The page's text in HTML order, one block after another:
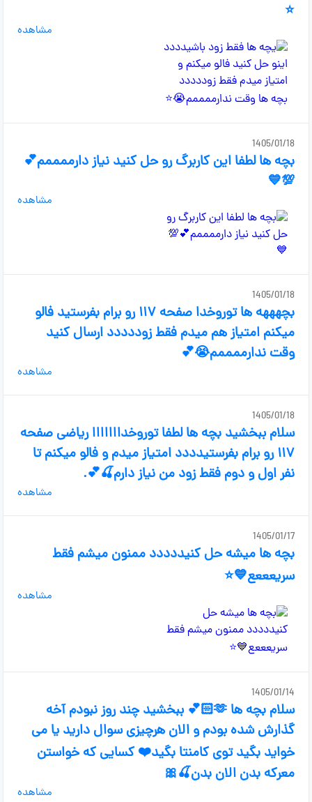
⭐
مشاهده
1405/01/18
بچه ها لطفا این کاربرگ رو حل کنید نیاز دارممممم💕
💯💙
مشاهده
1405/01/18
بچهههه ها توروخدا صفحه ۱۱۷ رو برام بفرستید فالو
میکنم امتیاز هم میدم فقط زوددددد ارسال کنید
وقت ندارممممم😭💕
مشاهده
1405/01/18
سلام ببخشید بچه ها لطفا توروخدااااااا ریاضی صفحه
۱۱۷ رو برام بفرستیدددد امتیاز میدم و فالو میکنم تا
نفر اول و دوم فقط زود من نیاز دارم🍒💕.
مشاهده
1405/01/17
بچه ها میشه حل کنیددددد ممنون میشم فقط
سریعععع💙⭐
مشاهده
1405/01/14
سلام بچه ها 🫶🏻💕 ببخشید چند روز نبودم آخه
گذارش شده بودم و الان هرچیزی سوال دارید یا می
خواید بگید توی کامنتا بگید❤️ کسایی که خواستن
معرکه بدن الان بدن🍒🎀
مشاهده